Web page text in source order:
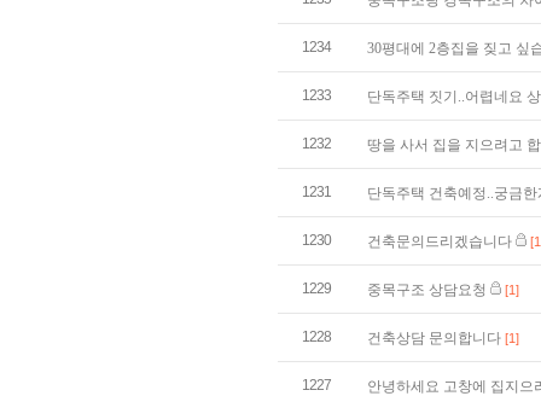
1234 30평대에 2층집을 짖고 싶
1233 단독주택 짓기..어렵네요
1232 땅을 사서 집을 지으려고
1231 단독주택 건축예정..궁금
1230 건축문의드리겠습니다
1229 중목구조 상담요청 [1]
1228 건축상담 문의합니다 [1]
1227 안녕하세요 고창에 집지으